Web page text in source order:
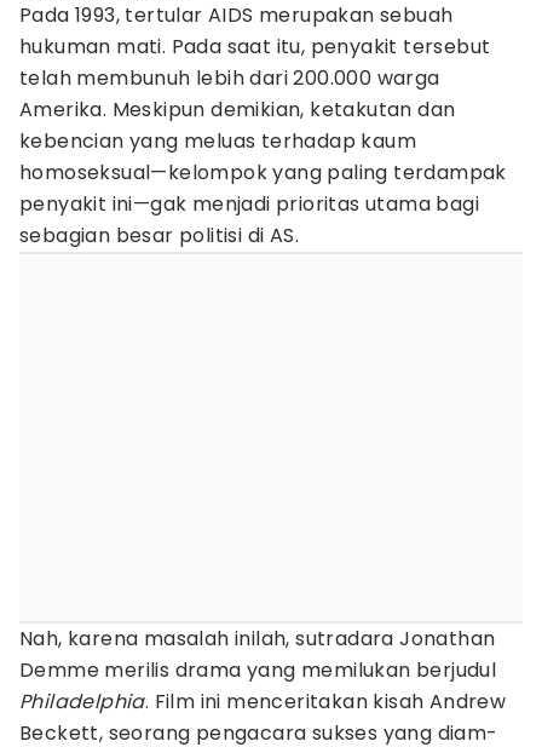
Pada 1993, tertular AIDS merupakan sebuah
hukuman mati. Pada saat itu, penyakit tersebut
telah membunuh lebih dari 200.000 warga
Amerika. Meskipun demikian, ketakutan dan
kebencian yang meluas terhadap kaum
homoseksual—kelompok yang paling terdampak
penyakit ini—gak menjadi prioritas utama bagi
sebagian besar politisi di AS.
Nah, karena masalah inilah, sutradara Jonathan
Demme merilis drama yang memilukan berjudul
Philadelphia. Film ini menceritakan kisah Andrew
Beckett, seorang pengacara sukses yang diam-